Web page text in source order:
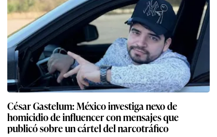
César Gastelum: México investiga nexo de
homicidio de influencer con mensajes que
publicó sobre un cártel del narcotráfico